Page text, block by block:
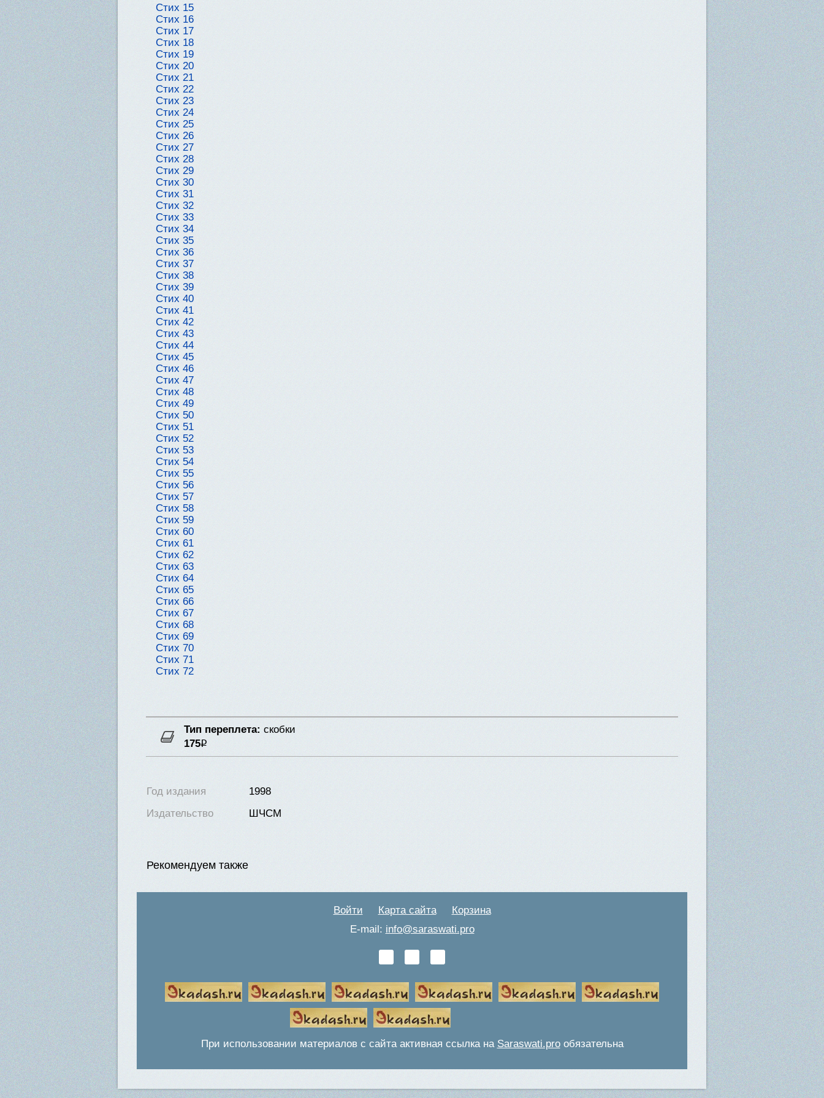
Стих 15
Стих 16
Стих 17
Стих 18
Стих 19
Стих 20
Стих 21
Стих 22
Стих 23
Стих 24
Стих 25
Стих 26
Стих 27
Стих 28
Стих 29
Стих 30
Стих 31
Стих 32
Стих 33
Стих 34
Стих 35
Стих 36
Стих 37
Стих 38
Стих 39
Стих 40
Стих 41
Стих 42
Стих 43
Стих 44
Стих 45
Стих 46
Стих 47
Стих 48
Стих 49
Стих 50
Стих 51
Стих 52
Стих 53
Стих 54
Стих 55
Стих 56
Стих 57
Стих 58
Стих 59
Стих 60
Стих 61
Стих 62
Стих 63
Стих 64
Стих 65
Стих 66
Стих 67
Стих 68
Стих 69
Стих 70
Стих 71
Стих 72
Тип переплета: скобки
175Р
Год издания
1998
Издательство
ШЧСМ
Рекомендуем также
Войти Карта сайта
Корзина
E-mail: info@saraswati.pro
При использовании материалов с сайта активная ссылка на Saraswati.proобязательна